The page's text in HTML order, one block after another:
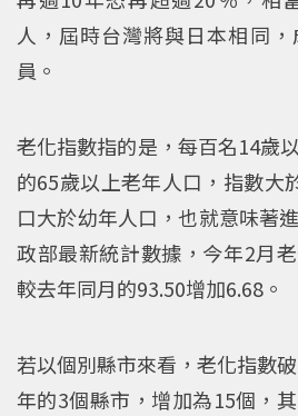
人，屆時台灣將與日本相同
員。
老化指數指的是，每百名14歲
的65歲以上老年人口，指數大
口大於幼年人口，也就意味著
政部最新統計數據，今年2月
較去年同月的93.50增加6.68。
若以個別縣市來看，老化指數
年的3個縣市，增加為15個，